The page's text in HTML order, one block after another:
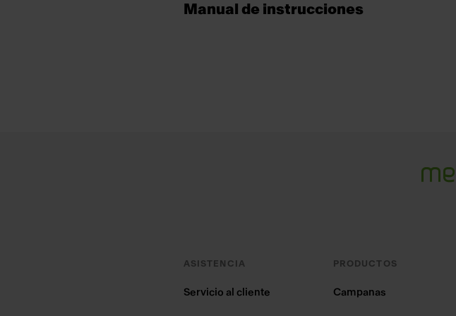
Manual de instrucciones
ASISTENCIA
Servicio al cliente
PRODUCTOS
Campanas